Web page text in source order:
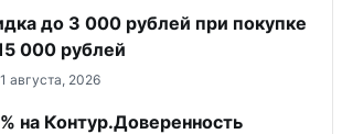
до 3 000 рублей при покупке
000 рублей
августа, 2026
на Контур.Доверенность